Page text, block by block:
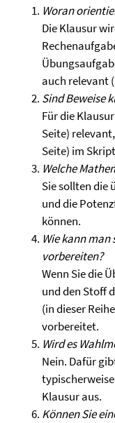
Woran
Die Klausur
auch relevant
Sind Beweise
Für die
Seite)
Seite) im
Welche
Sie sollten die
und die
können.
Wie kann
vorbereiten?
Wenn Sie die
und den Stoff
(in dieser
vorbereitet.
Wird es
Nein. Dafür
Klausur aus.
Können Sie